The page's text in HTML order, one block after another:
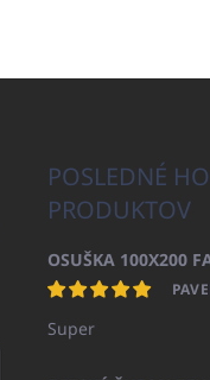
POSLEDNÉ
PRODUKTOV
Super